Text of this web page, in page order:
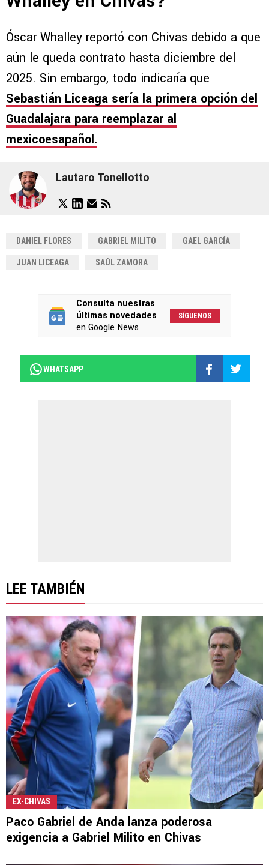
Óscar Whalley reportó con Chivas debido a que
aún le queda contrato hasta diciembre del
2025. Sin embargo, todo indicaría que
Sebastián Liceaga sería la primera opción del
Guadalajara para reemplazar al
mexicoesapañol.
Lautaro Tonellotto
DANIEL FLORES GABRIEL MILITO GAEL GARCÍA
JUAN LICEAGA SAÚL ZAMORA
Consulta nuestras
últimas novedades
en Google News
SÍGUENOS
WHATSAPP
LEE TAMBIÉN
EX-CHIVAS
Paco Gabriel de Anda lanza poderosa
exigencia a Gabriel Milito en Chivas